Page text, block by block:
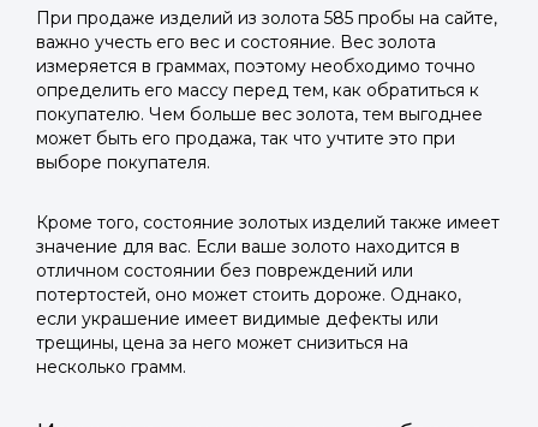
При продаже изделий из золота 585 пробы на сайте,
важно учесть его вес и состояние. Вес золота
измеряется в граммах, поэтому необходимо точно
определить его массу перед тем, как обратиться к
покупателю. Чем больше вес золота, тем выгоднее
может быть его продажа, так что учтите это при
выборе покупателя.
Кроме того, состояние золотых изделий также имеет
значение для вас. Если ваше золото находится в
отличном состоянии без повреждений или
потертостей, оно может стоить дороже. Однако,
если украшение имеет видимые дефекты или
трещины, цена за него может снизиться на
несколько грамм.